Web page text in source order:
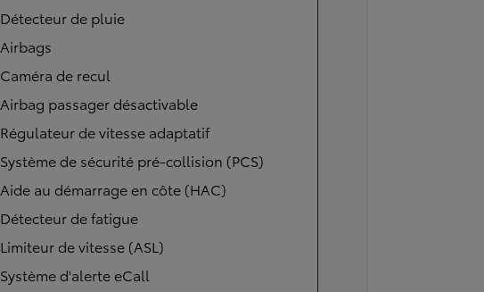
Détecteur de pluie
Airbags
Caméra de recul
Airbag passager désactivable
Régulateur de vitesse adaptatif
Système de sécurité pré-collision (PCS)
Aide au démarrage en côte (HAC)
Détecteur de fatigue
Limiteur de vitesse (ASL)
Système d'alerte eCall